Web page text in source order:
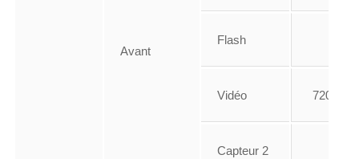
Avant
Flash
Vidéo 720p @
Capteur 2